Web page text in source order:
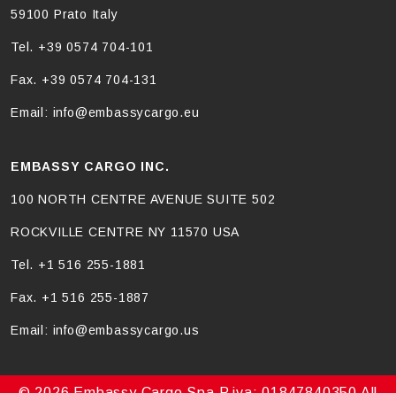
59100 Prato Italy
Tel. +39 0574 704-101
Fax. +39 0574 704-131
Email: info@embassycargo.eu
EMBASSY CARGO INC.
100 NORTH CENTRE AVENUE SUITE 502
ROCKVILLE CENTRE NY 11570 USA
Tel. +1 516 255-1881
Fax. +1 516 255-1887
Email: info@embassycargo.us